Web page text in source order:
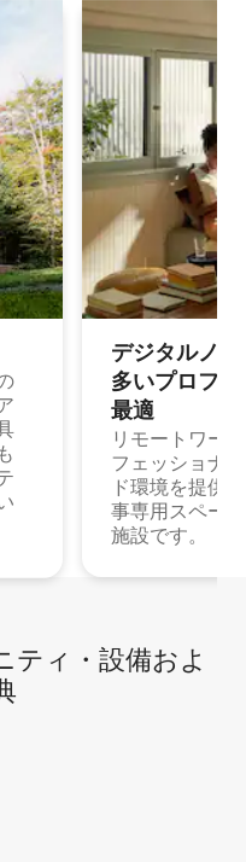
デジタルノ
多⁠いプ⁠ロ⁠フ⁠
最⁠適
リモートワー
フェッショナ
ド環境を提供
事専用スペー
施設です。
テ⁠ィ⁠・設⁠備⁠およ